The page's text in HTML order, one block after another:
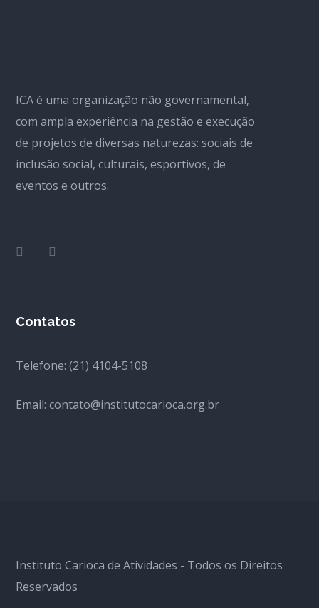
ICA é uma organização não governamental,
com ampla experiência na gestão e execução
de projetos de diversas naturezas: sociais de
inclusão social, culturais, esportivos, de
eventos e outros.
Contatos
Telefone: (21) 4104-5108
Email: contato@institutocarioca.org.br
Instituto Carioca de Atividades - Todos os Direitos
Reservados